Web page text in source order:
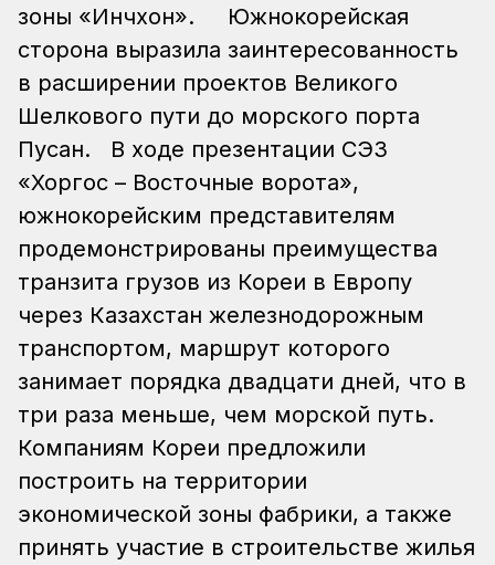
зоны «Инчхон».
Южнокорейская
сторона выразила заинтересованность
в расширении проектов Великого
Шелкового пути до морского порта
Пусан.
В ходе презентации СЭЗ
«Хоргос – Восточные ворота»,
южнокорейским представителям
продемонстрированы преимущества
транзита грузов из Кореи в Европу
через Казахстан железнодорожным
транспортом, маршрут которого
занимает порядка двадцати дней, что в
три раза меньше, чем морской путь.
Компаниям Кореи предложили
построить на территории
экономической зоны фабрики, а также
принять участие в строительстве жилья